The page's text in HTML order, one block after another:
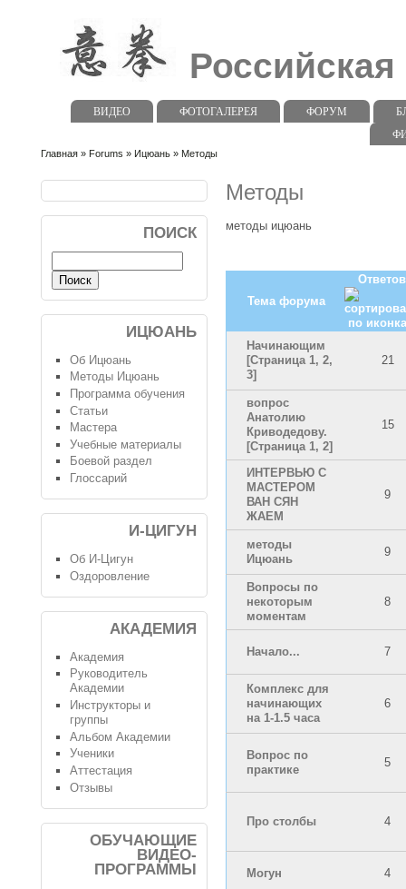
ВИДЕО ФОТОГАЛЕРЕЯ ФОРУМ
Главная » Forums » Ицюань » Методы
Методы
методы ицюань
Тема форума
Ответов
Начинающим
[Страница 1, 2,
3]
21
вопрос
Анатолию
Криводедову.
[Страница 1, 2]
15
ИНТЕРВЬЮ С
МАСТЕРОМ
ВАН СЯН
ЖАЕМ
9
методы
Ицюань
9
Вопросы по
некоторым
моментам
8
Начало... 7
Комплекс для
начинающих
на 1-1.5 часа
6
Вопрос по
практике
5
Про столбы 4
Могун 4
ПОИСК
ИЦЮАНЬ
Об Ицюань
Методы Ицюань
Программа обучения
Статьи
Мастера
Учебные материалы
Боевой раздел
Глоссарий
И-ЦИГУН
Об И-Цигун
Оздоровление
АКАДЕМИЯ
Академия
Руководитель
Академии
Инструкторы и
группы
Альбом Академии
Ученики
Аттестация
Отзывы
ОБУЧАЮЩИЕ
ВИДЕО-
ПРОГРАММЫ